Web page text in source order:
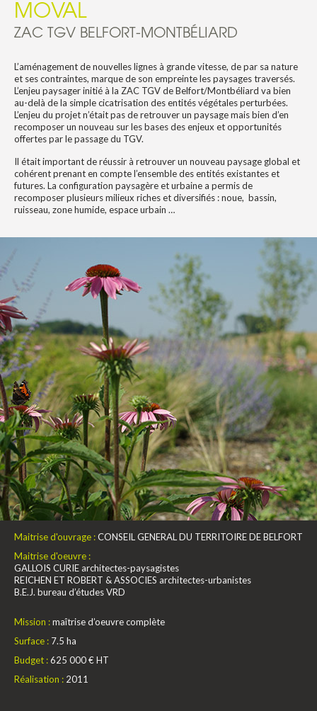
MOVAL
ZAC TGV BELFORT-MONTBÉLIARD
L’aménagement de nouvelles lignes à grande vitesse, de par sa nature
et ses contraintes, marque de son empreinte les paysages traversés.
L’enjeu paysager initié à la ZAC TGV de Belfort/Montbéliard va bien
au-delà de la simple cicatrisation des entités végétales perturbées.
L’enjeu du projet n’était pas de retrouver un paysage mais bien d’en
recomposer un nouveau sur les bases des enjeux et opportunités
offertes par le passage du TGV.
Il était important de réussir à retrouver un nouveau paysage global et
cohérent prenant en compte l’ensemble des entités existantes et
futures. La configuration paysagère et urbaine a permis de
recomposer plusieurs milieux riches et diversifiés : noue, bassin,
ruisseau, zone humide, espace urbain …
Maitrise d'ouvrage :CONSEIL GENERAL DU TERRITOIRE DE BELFORT
Maitrise d'oeuvre :
GALLOIS CURIE architectes-paysagistes
REICHEN ET ROBERT & ASSOCIES architectes-urbanistes
B.E.J. bureau d’études VRD
Mission :maîtrise d’oeuvre complète
Surface : 7.5 ha
Budget :625 000 € HT
Réalisation : 2011